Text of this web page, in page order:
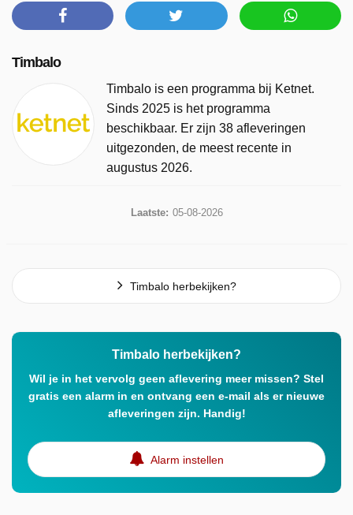
Timbalo
Timbalo is een programma bij Ketnet.
Sinds 2025 is het programma
beschikbaar. Er zijn 38 afleveringen
uitgezonden, de meest recente in
augustus 2026.
Laatste: 05-08-2026
Timbalo herbekijken?
Timbalo herbekijken?
Wil je in het vervolg geen aflevering meer missen? Stel
gratis een alarm in en ontvang een e-mail als er nieuwe
afleveringen zijn. Handig!
Alarm instellen